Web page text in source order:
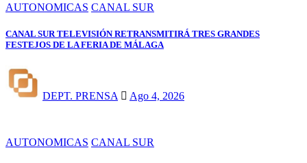
AUTONOMICAS CANAL SUR
CANAL SUR TELEVISIÓN RETRANSMITIRÁ TRES GRANDES
FESTEJOS DE LA FERIA DE MÁLAGA
DEPT. PRENSA Ago 4, 2026
AUTONOMICAS CANAL SUR